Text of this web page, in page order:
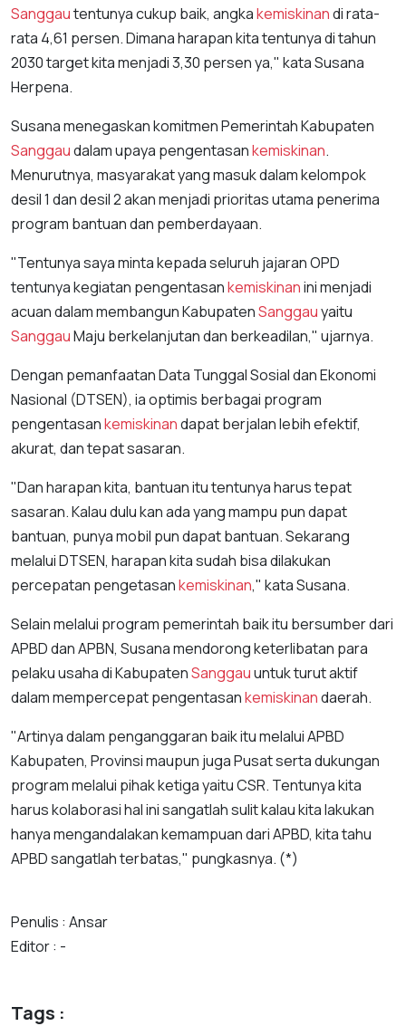
Sanggautentunya cukup baik, angkakemiskinandi rata-
rata 4,61 persen. Dimana harapan kita tentunya di tahun
2030 target kita menjadi 3,30 persen ya," kata Susana
Herpena.
Susana menegaskan komitmen Pemerintah Kabupaten
Sanggaudalam upaya pengentasankemiskinan.
Menurutnya, masyarakat yang masuk dalam kelompok
desil 1 dan desil 2 akan menjadi prioritas utama penerima
program bantuan dan pemberdayaan.
"Tentunya saya minta kepada seluruh jajaran OPD
tentunya kegiatan pengentasankemiskinanini menjadi
acuan dalam membangun KabupatenSanggauyaitu
SanggauMaju berkelanjutan dan berkeadilan," ujarnya.
Dengan pemanfaatan Data Tunggal Sosial dan Ekonomi
Nasional (DTSEN), ia optimis berbagai program
pengentasankemiskinandapat berjalan lebih efektif,
akurat, dan tepat sasaran.
"Dan harapan kita, bantuan itu tentunya harus tepat
sasaran. Kalau dulu kan ada yang mampu pun dapat
bantuan, punya mobil pun dapat bantuan. Sekarang
melalui DTSEN, harapan kita sudah bisa dilakukan
percepatan pengetasankemiskinan," kata Susana.
Selain melalui program pemerintah baik itu bersumber dari
APBD dan APBN, Susana mendorong keterlibatan para
pelaku usaha di KabupatenSanggauuntuk turut aktif
dalam mempercepat pengentasankemiskinandaerah.
"Artinya dalam penganggaran baik itu melalui APBD
Kabupaten, Provinsi maupun juga Pusat serta dukungan
program melalui pihak ketiga yaitu CSR. Tentunya kita
harus kolaborasi hal ini sangatlah sulit kalau kita lakukan
hanya mengandalakan kemampuan dari APBD, kita tahu
APBD sangatlah terbatas," pungkasnya. (*)
Penulis : Ansar
Editor : -
Tags :